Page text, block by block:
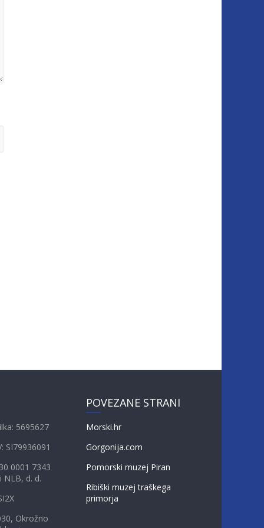
5695627
SI79936091
0001 7343
NLB, d. d.
Okrožno
POVEZANE STRANI
Morski.hr
Gorgonija.com
Pomorski muzej Piran
Ribiški muzej traškega
primorja